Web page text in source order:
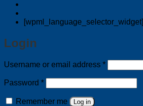
[wpml_language_selector_widget]
Login
Username or email address *Required
Password *Required
Remember me Log in